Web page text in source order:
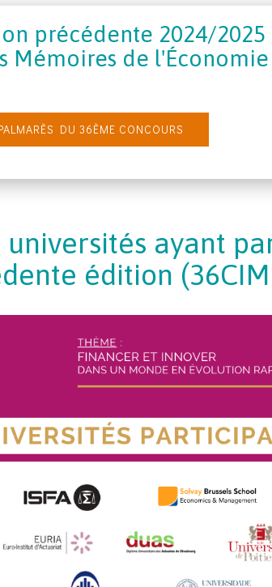
précédente 2024/
Mémoires de
DU 36ÈME CONCOURS
universités ayant
édition